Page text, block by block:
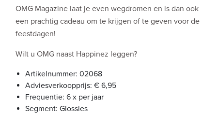
OMG Magazine laat je even wegdromen en is dan ook
een prachtig cadeau om te krijgen of te geven voor de
feestdagen!
Wilt u OMG naast Happinez leggen?
Artikelnummer: 02068
Adviesverkoopprijs: € 6,95
Frequentie: 6 x per jaar
Segment: Glossies